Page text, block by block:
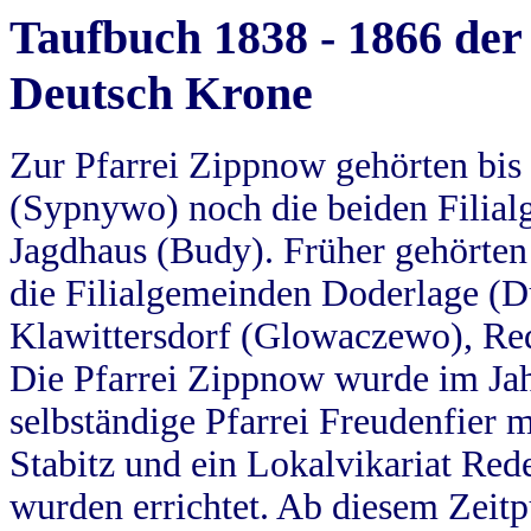
Taufbuch 1838 - 1866
Deutsch Krone
Zur Pfarrei Zippnow gehörten
(Sypnywo) noch die beiden
Jagdhaus (Budy). Früher
die Filialgemeinden Doderlage
Klawittersdorf (Glowaczewo),
Die Pfarrei Zippnow wurde im
selbständige Pfarrei Freudenfier
Stabitz und ein Lokalvikariat
wurden errichtet. Ab diesem